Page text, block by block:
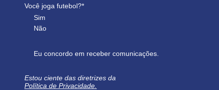
Você joga futebol?*
Sim
Não
Eu concordo em receber comunicações.
Estou ciente das diretrizes da
Política de Privacidade.